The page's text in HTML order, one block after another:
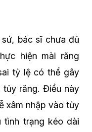
bác sĩ chưa đủ
hiện mài răng
tỷ lệ có thể gây
răng. Điều này
xâm nhập vào tủy
tình trạng kéo dài